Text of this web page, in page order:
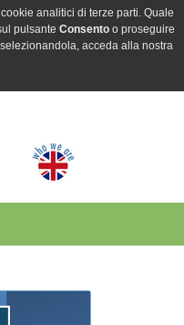
analitici di terze parti. Quale
pulsante Consentoo proseguire
acceda alla nostra